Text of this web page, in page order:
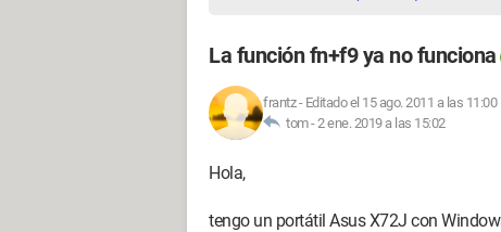
La función fn+f9 ya no funciona
frantz- Editado el 15 ago. 2011 a las 11:00
tom -2 ene. 2019 a las 15:02
Hola,
tengo un portátil Asus X72J con